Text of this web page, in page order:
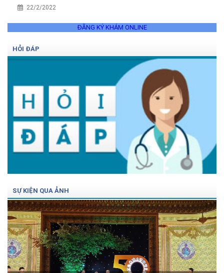
22/2/2022
ĐĂNG KÝ KHÁM ONLINE
HỎI ĐÁP
SỰ KIỆN QUA ẢNH